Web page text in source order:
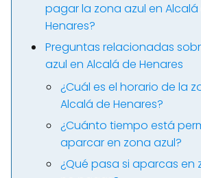
pagar la zona azul en Alcalá
Henares?
Preguntas relacionadas
azul en Alcalá de Henares
¿Cuál es el horario de la
Alcalá de Henares?
¿Cuánto tiempo está
aparcar en zona azul?
¿Qué pasa si aparcas en